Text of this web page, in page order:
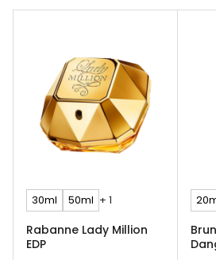
30ml 50ml + 1
Rabanne Lady Million
EDP